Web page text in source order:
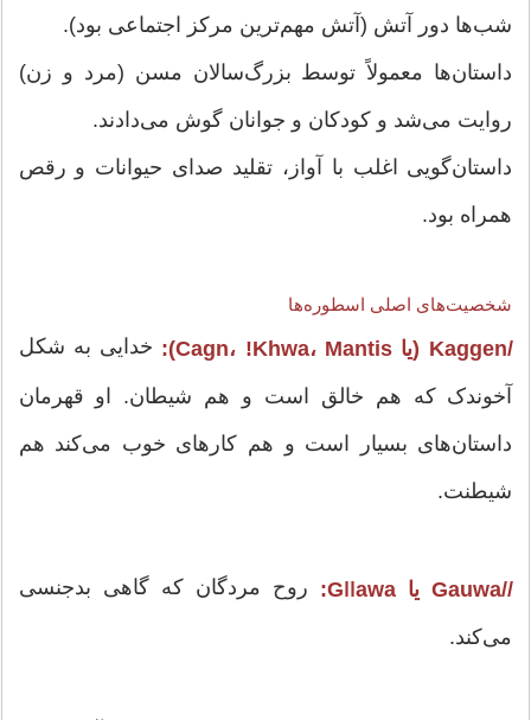
شب‌ها دور آتش (آتش مهم‌ترین مرکز اجتماعی بود).
داستان‌ها معمولاً توسط بزرگ‌سالان مسن (مرد و زن)
روایت می‌شد و کودکان و جوانان گوش می‌دادند.
داستان‌گویی اغلب با آواز، تقلید صدای حیوانات و رقص
همراه بود.
شخصیت‌های اصلی اسطوره‌ها
/Kaggen (یا Cagn، !Khwa، Mantis): خدایی به شکل
آخوندک که هم خالق است و هم شیطان. او قهرمان
داستان‌های بسیار است و هم کارهای خوب می‌کند هم
شیطنت.
//Gauwa یا Gǀǀawa: روح مردگان که گاهی بدجنسی
می‌کند.